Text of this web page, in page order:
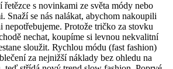
s novinkami ze světa módy nebo
Snaží se nás nalákat, abychom nakoupili
nepotřebujeme. Protože tričko za stovku
nechat, koupíme si levnou nekvalitní
sloužit. Rychlou módu (fast fashion)
za nejnižší náklady bez ohledu na